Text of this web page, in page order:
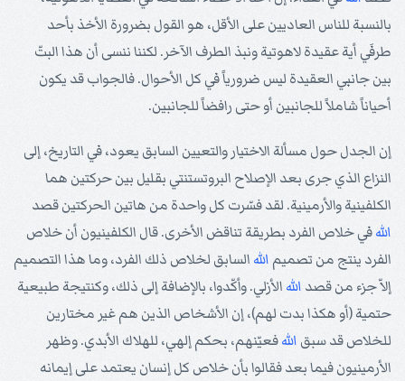
بالنسبة للناس العاديين على الأقل، هو القول بضرورة الأخذ بأحد
طرفَي أية عقيدة لاهوتية ونبذ الطرف الآخر. لكننا ننسى أن هذا البتّ
بين جانبي العقيدة ليس ضرورياً في كل الأحوال. فالجواب قد يكون
أحياناً شاملاً للجانبين أو حتى رافضاً للجانبين.
إن الجدل حول مسألة الاختيار والتعيين السابق يعود، في التاريخ، إلى
النزاع الذي جرى بعد الإصلاح البروتستنتي بقليل بين حركتين هما
الكلفينية والأرمينية. لقد فسّرت كل واحدة من هاتين الحركتين قصد
اللهفي خلاص الفرد بطريقة تناقض الأخرى. قال الكلفينيون أن خلاص
الفرد ينتج من تصميم الله السابق لخلاص ذلك الفرد، وما هذا التصميم
إلاّ جزء من قصد الله الأزلي. وأكّدوا، بالإضافة إلى ذلك، وكنتيجة طبيعية
حتمية (أو هكذا بدت لهم)، إن الأشخاص الذين هم غير مختارين
للخلاص قد سبق اللهفعيّنهم، بحكم إلهي، للهلاك الأبدي. وظهر
الأرمينيون فيما بعد فقالوا بأن خلاص كل إنسان يعتمد على إيمانه